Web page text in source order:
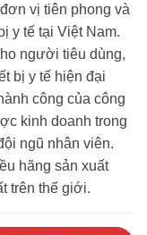
đơn vị tiên phong và
y tế tại Việt Nam.
người tiêu dùng,
bị y tế hiện đại
công của công
kinh doanh trong
ngũ nhân viên.
hãng sản xuất
trên thế giới.